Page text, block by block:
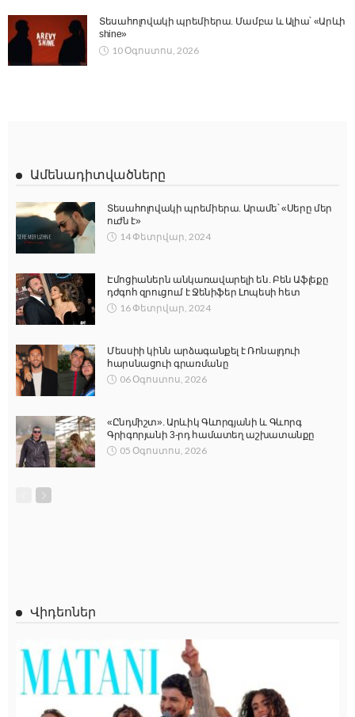
Տեսահոլովակի պրեմիերա. Մամբա և Ալիա՝ «Արևի
shine»
10 Օգոստոս, 2026
Ամենադիտվածները
Տեսահոլովակի պրեմիերա. Արամե՝ «Սերը մեր
ուժն է»
14 Փետրվար, 2024
Էմոցիաներն անկառավարելի են. Բեն Աֆլեքը
դժգոհ զրուցում է Ջենիֆեր Լոպեսի հետ
16 Փետրվար, 2024
Մեսսիի կինն արձագանքել է Ռոնալդուի
հարսնացուի գրառմանը
06 Օգոստոս, 2026
«Ընդմիշտ». Արևիկ Գևորգյանի և Գևորգ
Գրիգորյանի 3-րդ համատեղ աշխատանքը
05 Օգոստոս, 2026
Վիդեոներ